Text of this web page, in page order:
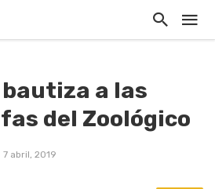
a las
del Zoológico
7 abril, 2019